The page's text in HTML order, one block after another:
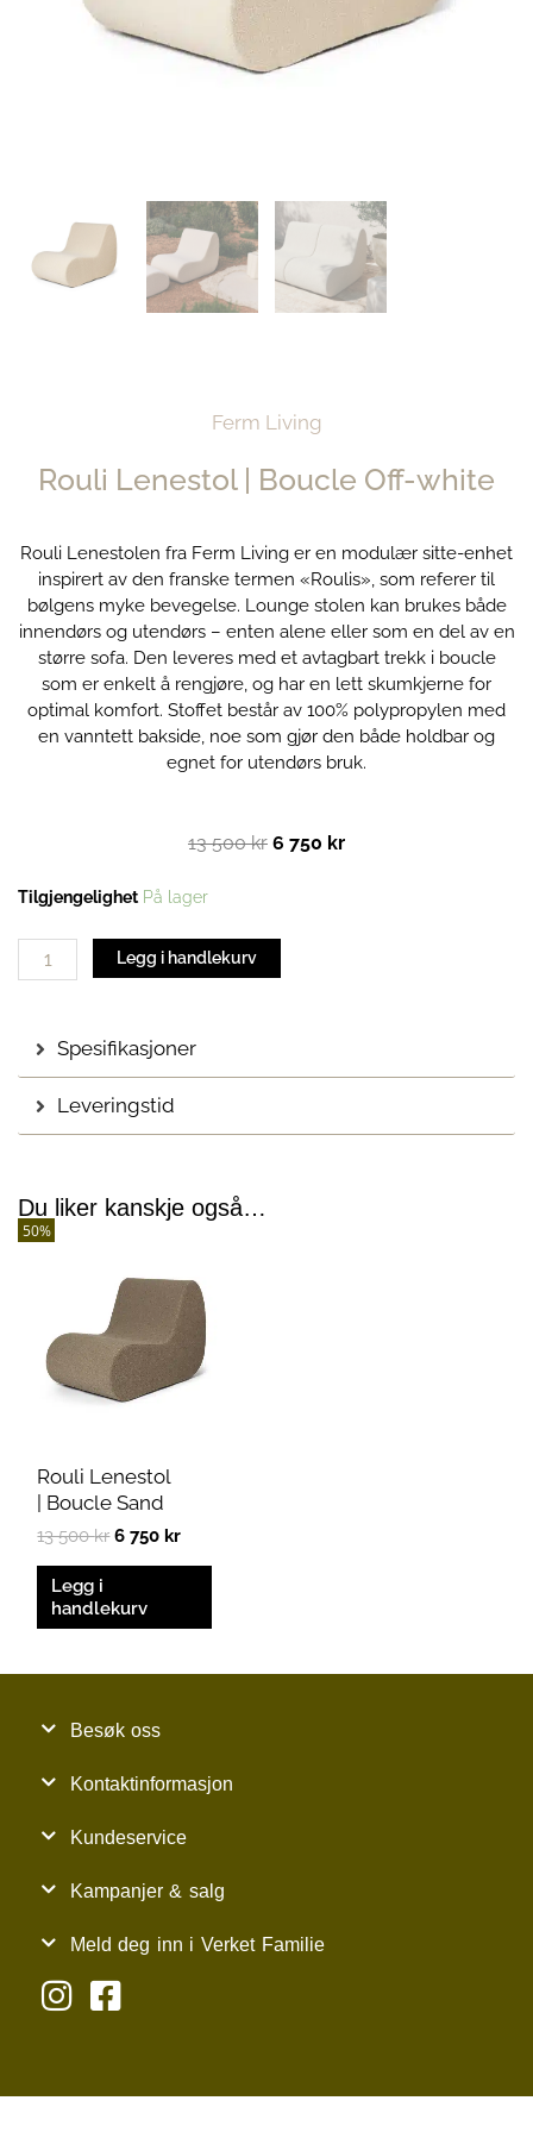
Ferm Living
Rouli Lenestol | Boucle Off-white
Rouli Lenestolen fra Ferm Living er en modulær sitte-enhet
inspirert av den franske termen «Roulis», som referer til
bølgens myke bevegelse. Lounge stolen kan brukes både
innendørs og utendørs – enten alene eller som en del av en
større sofa. Den leveres med et avtagbart trekk i boucle
som er enkelt å rengjøre, og har en lett skumkjerne for
optimal komfort. Stoffet består av 100% polypropylen med
en vanntett bakside, noe som gjør den både holdbar og
egnet for utendørs bruk.
13 500kr Opprinnelig
6 750 krNåværende
Tilgjengelighet På lager
Rouli
Off-
Legg i handlekurv
Spesifikasjoner
Leveringstid
Du liker kanskje også…
Rouli Lenestol
| Boucle Sand
13 500kr
var:
13
500 kr.
6 750 kr
er:
6
750 kr.
Legg i
handlekurv
Besøk oss
Kontaktinformasjon
Kundeservice
Kampanjer & salg
Meld deg inn i Verket Familie
50%